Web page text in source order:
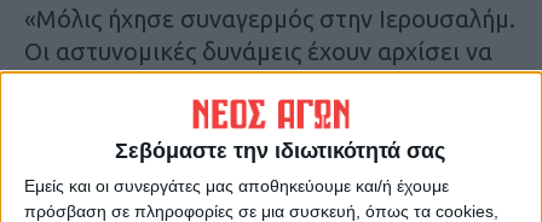
Σεβόμαστε την ιδιωτικότητά σας
Εμείς και οι συνεργάτες μας αποθηκεύουμε και/ή έχουμε
πρόσβαση σε πληροφορίες σε μια συσκευή, όπως τα cookies,
«Μόλις ήχησε συναγερμός στην Ιερουσαλήμ.
Οι αστυνομικές δυνάμεις έχουν αρχίσει να
που είχαν συγκεντρωθεί στο Τείχος και να
τους μεταφέρουν σε ασφαλέστερα μέρη,
ανέφερε η αστυνομία.